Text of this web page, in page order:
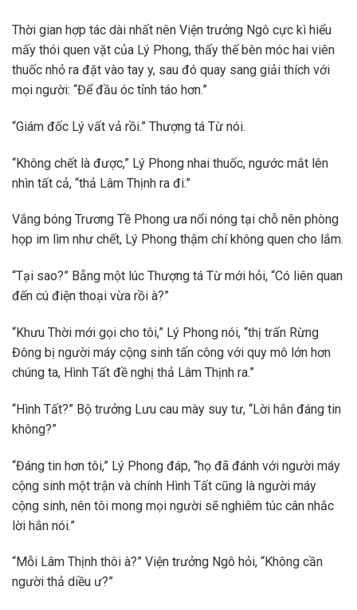
Thời gian hợp tác dài nhất nên Viện trưởng Ngô cực kì hiểu
mấy thói quen vặt của Lý Phong, thấy thế bèn móc hai viên
thuốc nhỏ ra đặt vào tay y, sau đó quay sang giải thích với
mọi người: “Để đầu óc tỉnh táo hơn.”
“Giám đốc Lý vất vả rồi.” Thượng tá Từ nói.
“Không chết là được,” Lý Phong nhai thuốc, ngước mắt lên
nhìn tất cả, “thả Lâm Thịnh ra đi.”
Vắng bóng Trương Tề Phong ưa nổi nóng tại chỗ nên phòng
họp im lìm như chết, Lý Phong thậm chí không quen cho lắm.
“Tại sao?” Bẵng một lúc Thượng tá Từ mới hỏi, “Có liên quan
đến cú điện thoại vừa rồi à?”
“Khưu Thời mới gọi cho tôi,” Lý Phong nói, “thị trấn Rừng
Đông bị người máy cộng sinh tấn công với quy mô lớn hơn
chúng ta, Hình Tất đề nghị thả Lâm Thịnh ra.”
“Hình Tất?” Bộ trưởng Lưu cau mày suy tư, “Lời hắn đáng tin
không?”
“Đáng tin hơn tôi,” Lý Phong đáp, “họ đã đánh với người máy
cộng sinh một trận và chính Hình Tất cũng là người máy
cộng sinh, nên tôi mong mọi người sẽ nghiêm túc cân nhắc
lời hắn nói.”
“Mỗi Lâm Thịnh thôi à?” Viện trưởng Ngô hỏi, “Không cần
người thả diều ư?”